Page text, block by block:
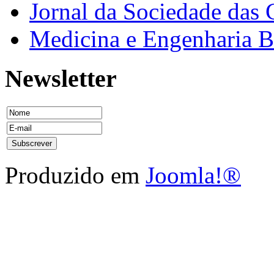
Jornal da Sociedade
Medicina e Engenharia
Newsletter
Produzido em Joomla!®